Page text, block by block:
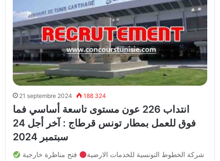
21 septembre 2024 188 324
انتداب 226 عون مستوى تاسعة أساسي فما
فوق للعمل بمطار تونس قرطاج : آخر أجل 24
سبتمبر 2024
شركة الخطوط التونسية للخدمات الارضية
فتح مناظرة خارجية